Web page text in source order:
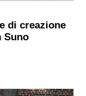
di creazione
Suno